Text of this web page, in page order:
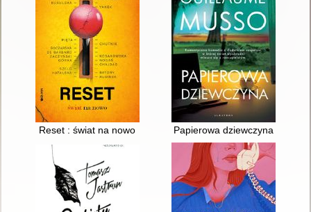
Reset : świat na nowo Papierowa dziewczyna